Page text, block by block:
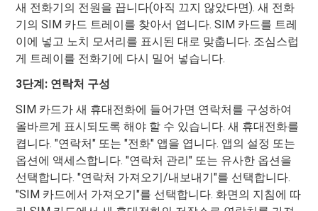
새 전화기의 전원을 끕니다(아직 끄지 않았다면). 새 전화
기의 SIM 카드 트레이를 찾아서 엽니다. SIM 카드를 트레
이에 넣고 노치 모서리를 표시된 대로 맞춥니다. 조심스럽
게 트레이를 전화기에 다시 밀어 넣습니다.
3단계: 연락처 구성
SIM 카드가 새 휴대전화에 들어가면 연락처를 구성하여
올바르게 표시되도록 해야 할 수 있습니다. 새 휴대전화를
켭니다. "연락처" 또는 "전화" 앱을 엽니다. 앱의 설정 또는
옵션에 액세스합니다. "연락처 관리" 또는 유사한 옵션을
선택합니다. "연락처 가져오기/내보내기"를 선택합니다.
"SIM 카드에서 가져오기"를 선택합니다. 화면의 지침에 따